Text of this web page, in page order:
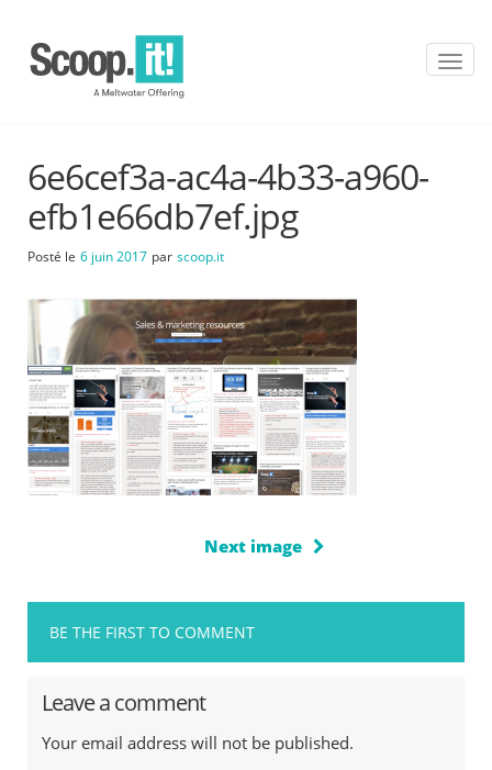
T
6e6cef3a-ac4a-4b33-a960-
efb1e66db7ef.jpg
Posté le 6 juin 2017 par scoop.it
Next image
BE THE FIRST TO COMMENT
Leave a comment
Your email address will not be published.